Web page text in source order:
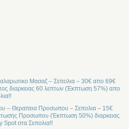
Μασαζ – Σεπολια – 30€ απο 69€
διαρκειας 60 λεπτων (Έκπτωση 57%) απο
– Θεραπεια Προσωπου – Σεπολια – 15€
Προσωπου (Έκπτωση 50%) διαρκειας
Spot στα Σεπολια!!